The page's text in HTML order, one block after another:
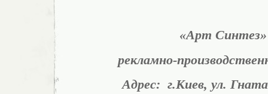
«Арт Синтез»
рекламно-
Адрес: г.Киев, ул.